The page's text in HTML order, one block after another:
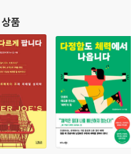
하지 않는다
디오북 한 권 들어봤니?| 3년, 300
함께하는 시스템이 영어 불씨를 지
습니다
품